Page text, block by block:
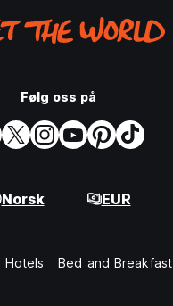
Følg oss på
Norsk EUR
Hotels Bed and Breakfast